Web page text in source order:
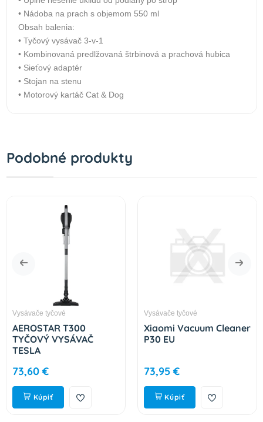
• Nádoba na prach s objemom 550 ml
Obsah balenia:
• Tyčový vysávač 3-v-1
• Kombinovaná predlžovaná štrbinová a prachová hubica
• Sieťový adaptér
• Stojan na stenu
• Motorový kartáč Cat & Dog
Podobné produkty
Vysávače tyčové
AEROSTAR T300
TYČOVÝ VYSÁVAČ
TESLA
73,60 €
Kúpiť
Vysávače tyčové
Xiaomi Vacuum Cleaner
P30 EU
73,95 €
Kúpiť